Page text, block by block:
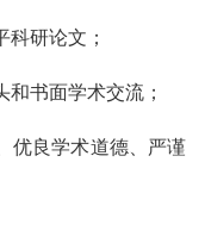
研论文；
书面学术交流；
优良学术道德、严谨